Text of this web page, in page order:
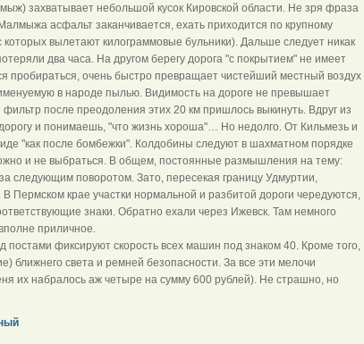
захватывает небольшой кусок Кировской области. Не зря фраза
асфальт заканчивается, ехать приходится по крупному
вылетают килограммовые бульники). Дальше следует никак
два часа. На другом берегу дорога "с покрытием" не имеет
пробираться, очень быстро превращает чистейший местный воздух
в народе пылью. Видимость на дороге не превышает
после преодоления этих 20 км пришлось выкинуть. Вдруг из
и понимаешь, "что жизнь хороша"… Но недолго. От Кильмезь и
"как после бомбежки". Колдобины следуют в шахматном порядке
и не выбраться. В общем, постоянные размышления на тему:
следующим поворотом. Зато, пересекая границу Удмуртии,
Пермском крае участки нормальной и разбитой дороги чередуются,
знаки. Обратно ехали через Ижевск. Там немного
приличное.
фиксируют скорость всех машин под знаком 40. Кроме того,
ближнего света и ремней безопасности. За все эти мелочи
их набралось аж четыре на сумму 600 рублей). Не страшно, но